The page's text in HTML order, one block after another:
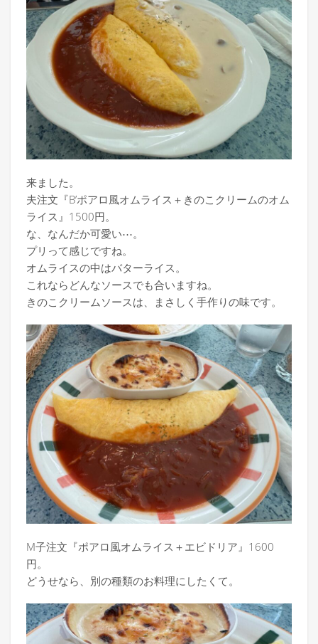
来ました。
夫注文『B’ポアロ風オムライス＋きのこクリームのオム
ライス』1500円。
な、なんだか可愛い⋯。
プリって感じですね。
オムライスの中はバターライス。
これならどんなソースでも合いますね。
きのこクリームソースは、まさしく手作りの味です。
M子注文『ポアロ風オムライス＋エビドリア』1600
円。
どうせなら、別の種類のお料理にしたくて。